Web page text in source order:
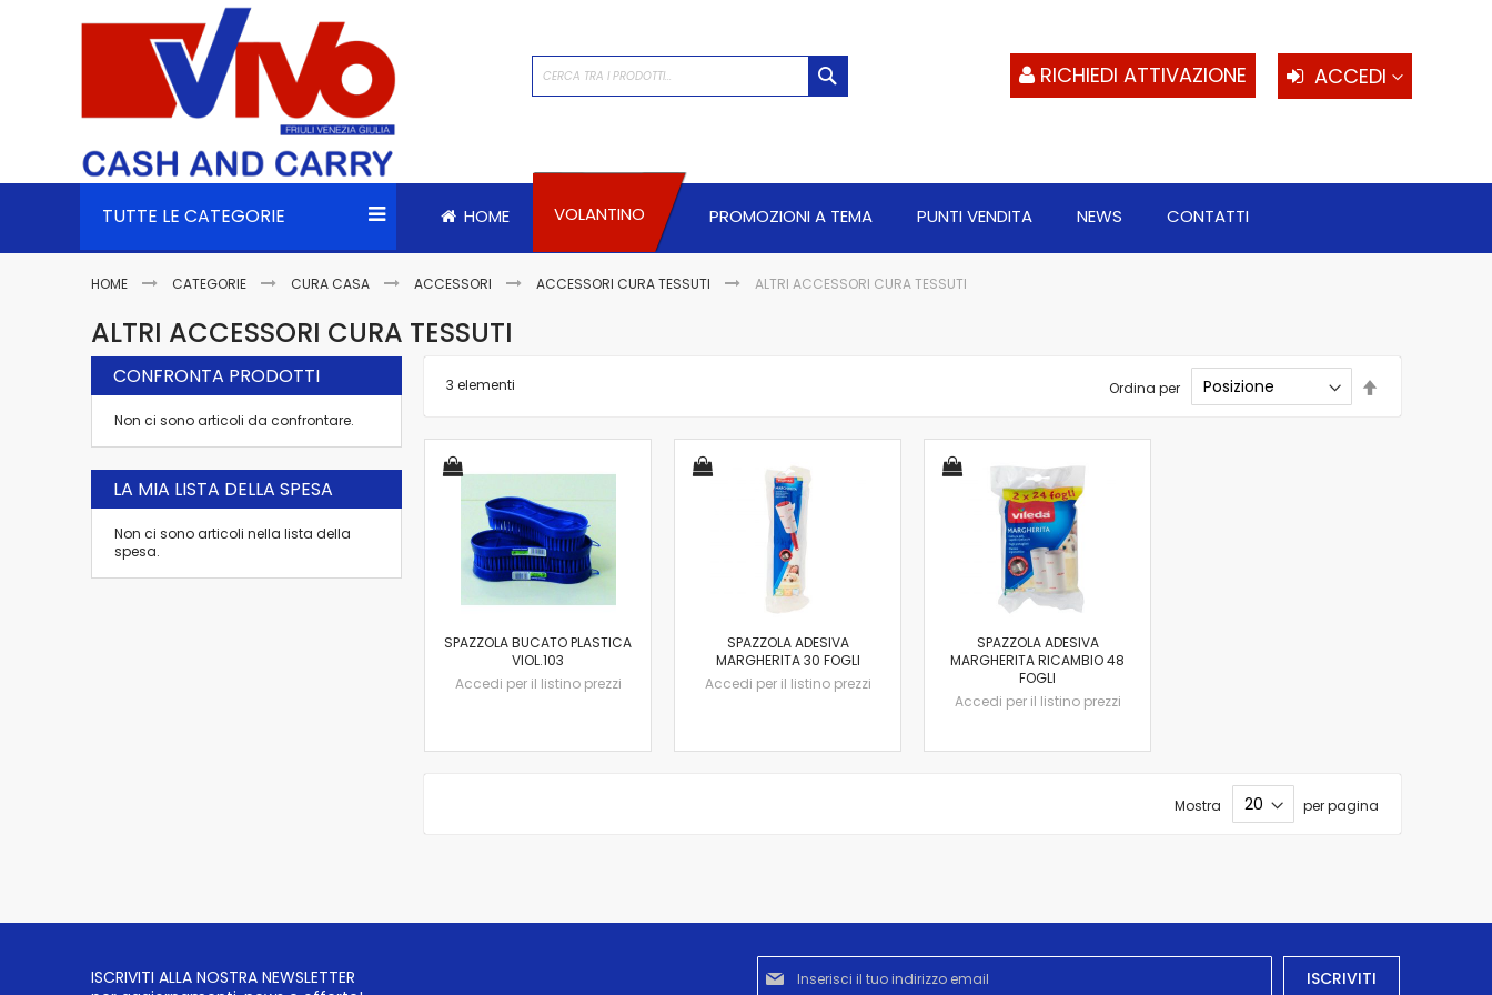
ACCEDI
RICHIEDI ATTIVAZIONE
TUTTE LE CATEGORIE HOME VOLANTINO PROMOZIONI A TEMA PUNTI VENDITA NEWS CONTATTI
HOME CATEGORIE CURA CASA ACCESSORI ACCESSORI CURA TESSUTI ALTRI ACCESSORI CURA TESSUTI
ALTRI ACCESSORI CURA TESSUTI
3 elementi Ordina per
direzione
SPAZZOLA BUCATO PLASTICA
VIOL.103
Accedi per il listino prezzi
SPAZZOLA ADESIVA
MARGHERITA 30 FOGLI
Accedi per il listino prezzi
SPAZZOLA ADESIVA
MARGHERITA RICAMBIO 48
FOGLI
Accedi per il listino prezzi
Mostra per pagina
CONFRONTA PRODOTTI
Non ci sono articoli da confrontare.
LA MIA LISTA DELLA SPESA
Non ci sono articoli nella lista della
spesa.
ISCRIVITI ALLA NOSTRA NEWSLETTER
Iscriviti
alla
ISCRIVITI